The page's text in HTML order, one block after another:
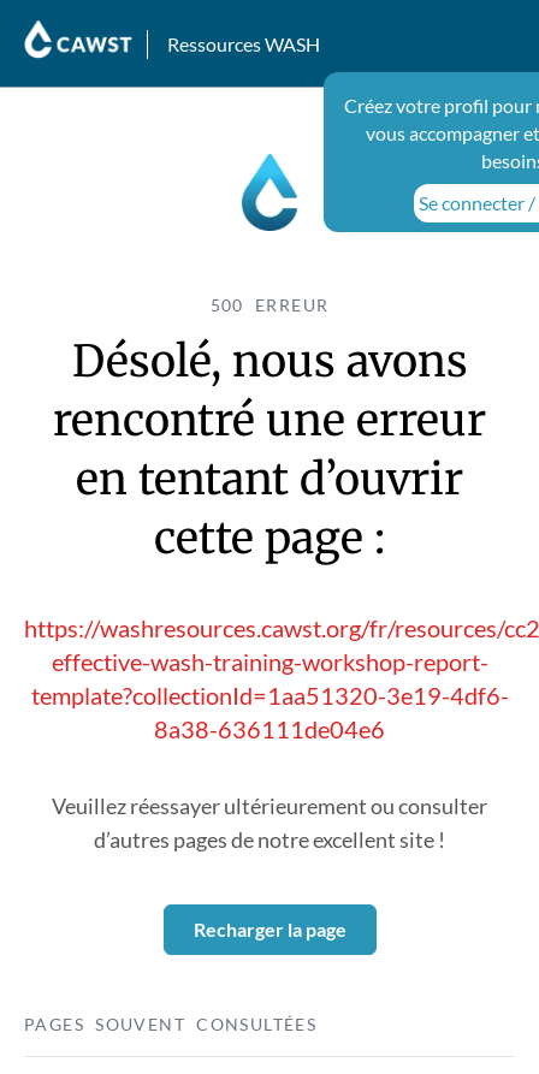
Ressources WASH
Créez votre profil pour
vous accompagner
Se connecter
500 ERREUR
Désolé, nous avons
rencontré une erreur
en tentant d’ouvrir
cette page :
https://washresources.cawst.org/fr/resources/
effective-wash-training-workshop-report-
template?collectionId=1aa51320-3e19-4df6-
8a38-636111de04e6
Veuillez réessayer ultérieurement ou consulter
d’autres pages de notre excellent site !
Recharger la page
PAGES SOUVENT CONSULTÉES